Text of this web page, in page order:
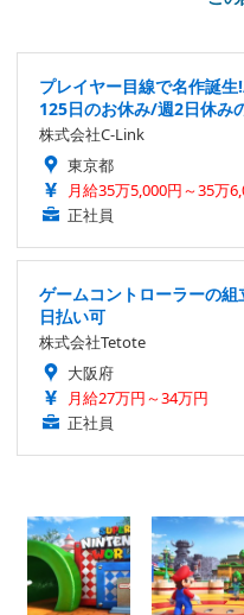
プレイヤー目線で名作誕
125日のお休み/週2日休み
株式会社C-Link
東京都
月給35万5,000円～35万
正社員
ゲームコントローラーの
日払い可
株式会社Tetote
大阪府
月給27万円～34万円
正社員